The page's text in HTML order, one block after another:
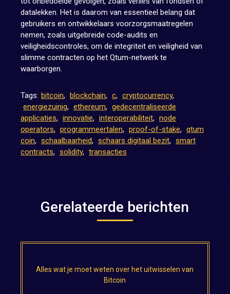
datalekken. Het is daarom van essentieel belang dat
gebruikers en ontwikkelaars voorzorgsmaatregelen
nemen, zoals uitgebreide code-audits en
veiligheidscontroles, om de integriteit en veiligheid van
slimme contracten op het Qtum-netwerk te
waarborgen.
Tags: bitcoin, blockchain, c, cryptocurrency,
energiezuinig, ethereum, gedecentraliseerde
applicaties, innovatie, interoperabiliteit, node
operators, programmeertalen, proof-of-stake, qtum
coin, schaalbaarheid, schaars digitaal bezit, smart
contracts, solidity, transacties
Gerelateerde berichten
Alles wat je moet weten over het uitwisselen van
Bitcoin